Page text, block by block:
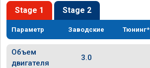
Stage 1 Stage 2
Параметр Заводские Тюнинг*
Объем
двигателя
3.0